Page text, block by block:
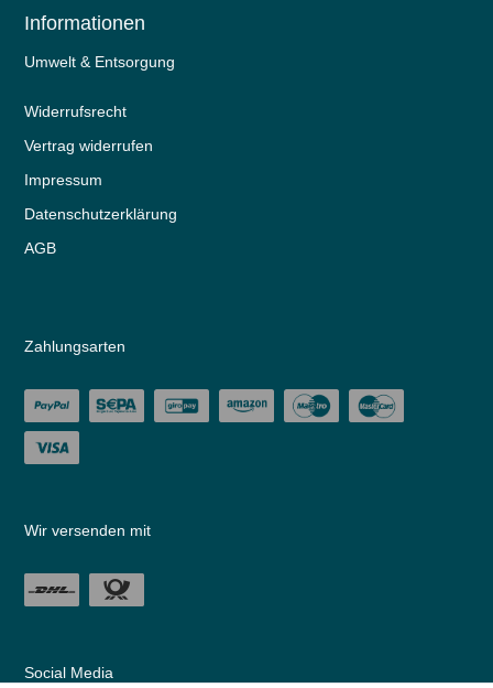
Informationen
Umwelt & Entsorgung
Widerrufs­recht
Vertrag widerrufen
Impressum
Daten­schutz­erklärung
AGB
Zahlungsarten
Wir versenden mit
Social Media